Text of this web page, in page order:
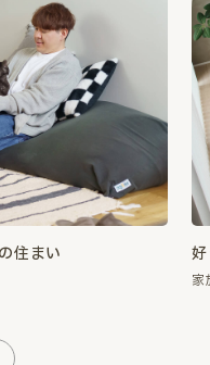
暮らし。
家